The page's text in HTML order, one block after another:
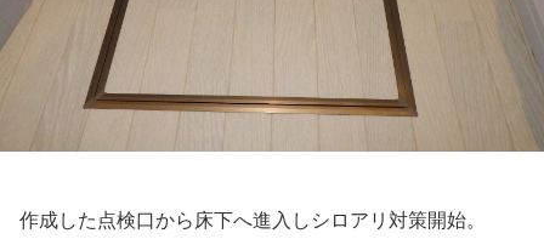
作成した点検口から床下へ進入しシロアリ対策開始。